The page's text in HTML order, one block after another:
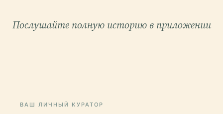
Послушайте полную историю в приложении
ВАШ ЛИЧНЫЙ КУРАТОР